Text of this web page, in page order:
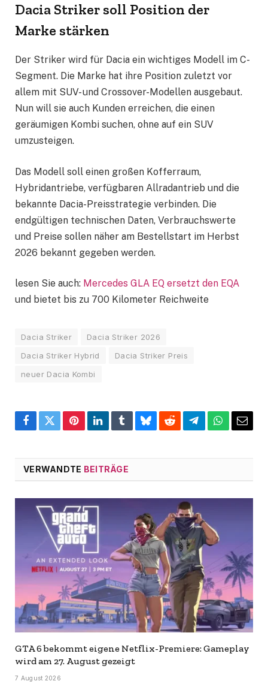
Dacia Striker soll Position der
Marke stärken
Der Striker wird für Dacia ein wichtiges Modell im C-
Segment. Die Marke hat ihre Position zuletzt vor
allem mit SUV- und Crossover-Modellen ausgebaut.
Nun will sie auch Kunden erreichen, die einen
geräumigen Kombi suchen, ohne auf ein SUV
umzusteigen.
Das Modell soll einen großen Kofferraum,
Hybridantriebe, verfügbaren Allradantrieb und die
bekannte Dacia-Preisstrategie verbinden. Die
endgültigen technischen Daten, Verbrauchswerte
und Preise sollen näher am Bestellstart im Herbst
2026 bekannt gegeben werden.
lesen Sie auch: Mercedes GLA EQ ersetzt den EQA
und bietet bis zu 700 Kilometer Reichweite
Dacia Striker
Dacia Striker 2026
Dacia Striker Hybrid
Dacia Striker Preis
neuer Dacia Kombi
Facebook
TwitterPinterestLinkedInTumblrBlueskyRedditTelegramWhatsApp
Email
VERWANDTE BEITRÄGE
GTA 6 bekommt eigene Netflix-Premiere: Gameplay
wird am 27. August gezeigt
7 August 2026